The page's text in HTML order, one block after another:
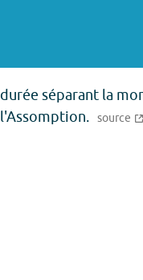
durée séparant la
l'Assomption. source